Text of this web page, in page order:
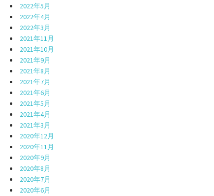
2022年5月
2022年4月
2022年3月
2021年11月
2021年10月
2021年9月
2021年8月
2021年7月
2021年6月
2021年5月
2021年4月
2021年3月
2020年12月
2020年11月
2020年9月
2020年8月
2020年7月
2020年6月